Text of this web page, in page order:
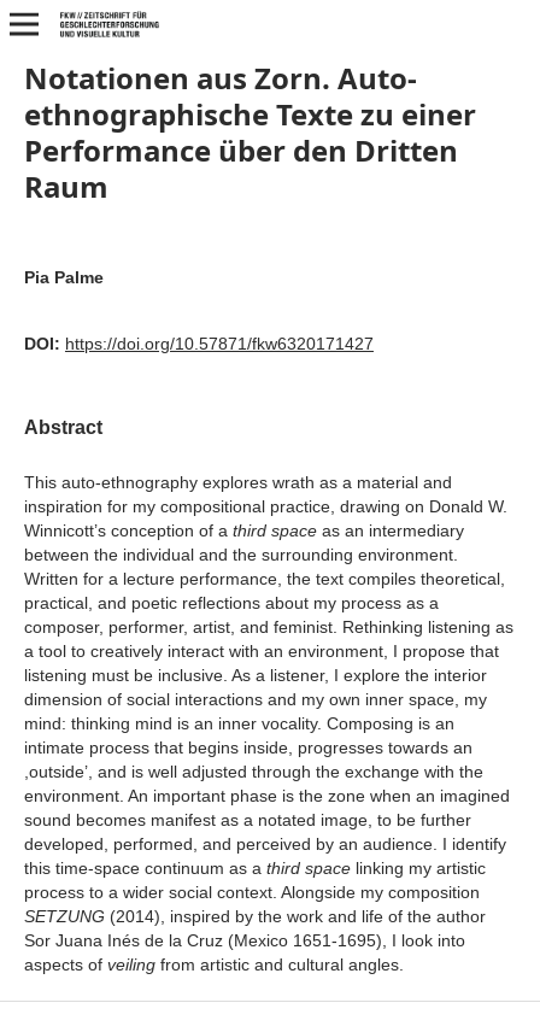
Notationen aus Zorn. Auto-
ethnographische Texte zu einer
Performance über den Dritten
Raum
Pia Palme
DOI: https://doi.org/10.57871/fkw6320171427
Abstract
This auto-ethnography explores wrath as a material and
inspiration for my compositional practice, drawing on Donald W.
Winnicott’s conception of a third spaceas an intermediary
between the individual and the surrounding environment.
Written for a lecture performance, the text compiles theoretical,
practical, and poetic reflections about my process as a
composer, performer, artist, and feminist. Rethinking listening as
a tool to creatively interact with an environment, I propose that
listening must be inclusive. As a listener, I explore the interior
dimension of social interactions and my own inner space, my
mind: thinking mind is an inner vocality. Composing is an
intimate process that begins inside, progresses towards an
,outside’, and is well adjusted through the exchange with the
environment. An important phase is the zone when an imagined
sound becomes manifest as a notated image, to be further
developed, performed, and perceived by an audience. I identify
this time-space continuum as a third space linking my artistic
process to a wider social context. Alongside my composition
SETZUNG (2014), inspired by the work and life of the author
Sor Juana Inés de la Cruz (Mexico 1651-1695), I look into
aspects of veilingfrom artistic and cultural angles.